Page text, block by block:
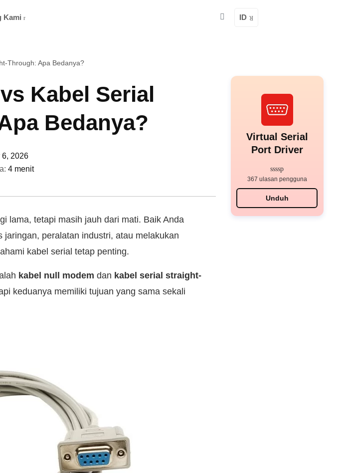
Kami ID
Through: Apa Bedanya?
Kabel Serial
Bedanya?
6, 2026
4 menit
lama, tetapi masih jauh dari mati. Baik Anda
peralatan industri, atau melakukan
kabel serial tetap penting.
kabel null modem dan kabel serial straight-
keduanya memiliki tujuan yang sama sekali
Virtual Serial
Port Driver
367 ulasan pengguna
Unduh